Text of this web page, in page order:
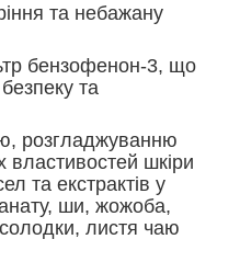
та небажану
бензофенон-3, що
та
розгладжуванню
шкіри
та екстрактів у
ши, жожоба,
листя чаю